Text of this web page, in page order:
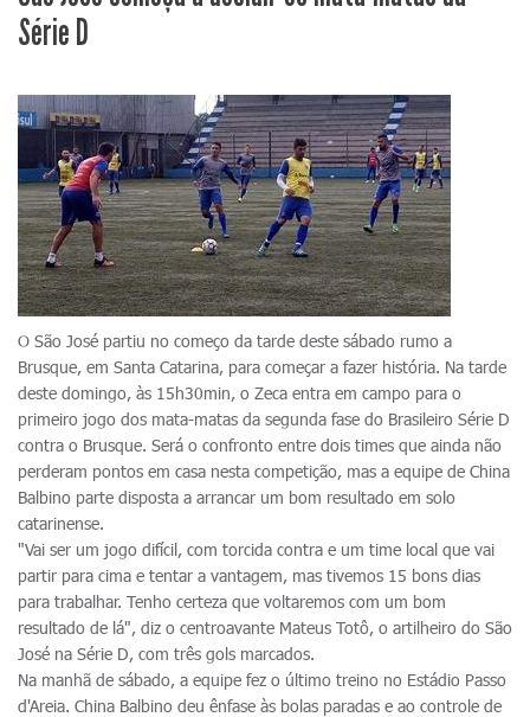
Série D
O São José partiu no começo da tarde deste sábado rumo a
Brusque, em Santa Catarina, para começar a fazer história. Na tarde
deste domingo, às 15h30min, o Zeca entra em campo para o
primeiro jogo dos mata-matas da segunda fase do Brasileiro Série D
contra o Brusque. Será o confronto entre dois times que ainda não
perderam pontos em casa nesta competição, mas a equipe de China
Balbino parte disposta a arrancar um bom resultado em solo
catarinense.
"Vai ser um jogo difícil, com torcida contra e um time local que vai
partir para cima e tentar a vantagem, mas tivemos 15 bons dias
para trabalhar. Tenho certeza que voltaremos com um bom
resultado de lá", diz o centroavante Mateus Totô, o artilheiro do São
José na Série D, com três gols marcados.
Na manhã de sábado, a equipe fez o último treino no Estádio Passo
d'Areia. China Balbino deu ênfase às bolas paradas e ao controle de